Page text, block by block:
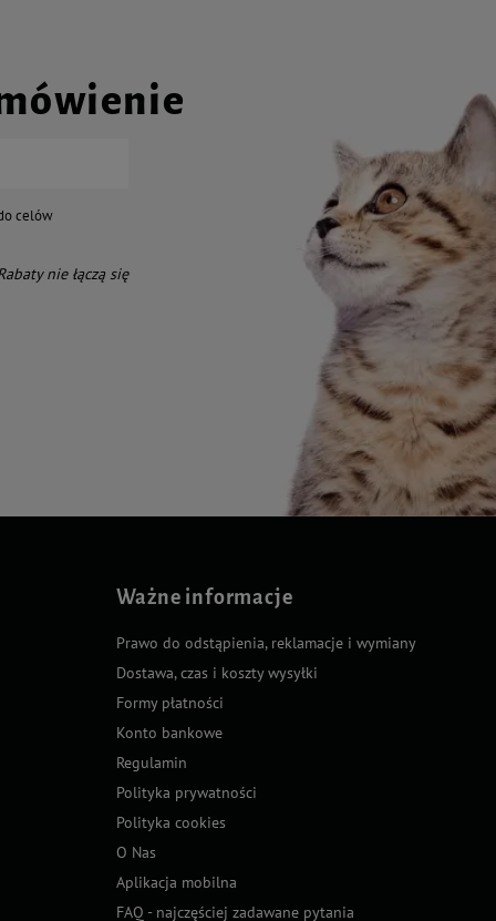
celów
nie łączą się
Ważne informacje
Prawo do odstąpienia, reklamacje i wymiany
Dostawa, czas i koszty wysyłki
Formy płatności
Konto bankowe
Regulamin
Polityka prywatności
Polityka cookies
O Nas
Aplikacja mobilna
FAQ - najczęściej zadawane pytania